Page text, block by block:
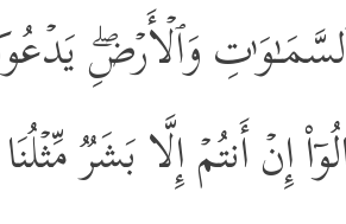
ٰ⁠تِ وَٱلۡأَرۡضِۖ
أَنتُمۡ إِلَّا بَشَرࣱ